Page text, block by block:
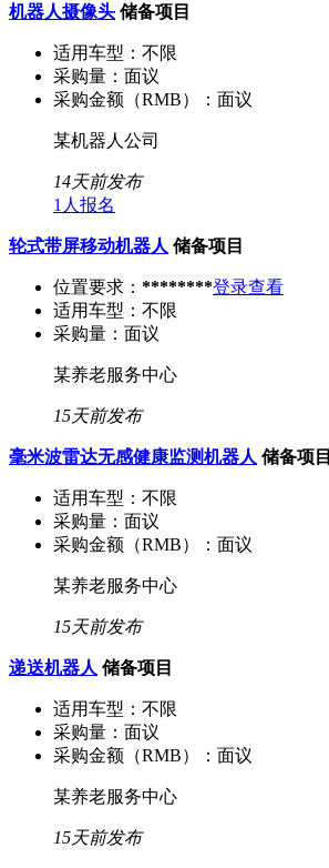
机器人摄像头 储备项目
适用车型： 不限
采购量： 面议
采购金额（RMB）： 面议
某机器人公司
14天前发布
1人报名
轮式带屏移动机器人 储备项目
位置要求： ********登录查看
适用车型： 不限
采购量： 面议
某养老服务中心
15天前发布
毫米波雷达无感健康监测机器人 储备项目
适用车型： 不限
采购量： 面议
采购金额（RMB）： 面议
某养老服务中心
15天前发布
递送机器人 储备项目
适用车型： 不限
采购量： 面议
采购金额（RMB）： 面议
某养老服务中心
15天前发布